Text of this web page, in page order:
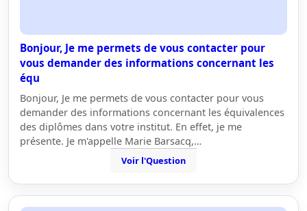
Bonjour, Je me permets de vous contacter pour
vous demander des informations concernant les
équ
Bonjour, Je me permets de vous contacter pour vous
demander des informations concernant les équivalences
des diplômes dans votre institut. En effet, je me
présente. Je m'appelle Marie Barsacq,…
Voir l'Question